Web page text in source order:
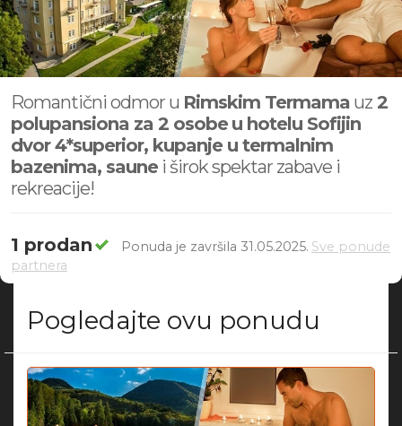
Romantični odmor u Rimskim Termama uz 2
polupansiona za 2 osobe u hotelu Sofijin
dvor 4*superior, kupanje u termalnim
bazenima, saune i širok spektar zabave i
rekreacije!
1 prodan Ponuda je završila 31.05.2025. Sve ponude
partnera
Pogledajte ovu ponudu